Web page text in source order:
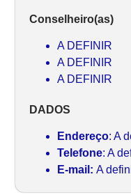
Conselheiro(as)
A DEFINIR
A DEFINIR
A DEFINIR
DADOS
Endereço: A
Telefone: A
E-mail: A